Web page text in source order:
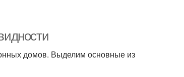
домов. Выделим основные из